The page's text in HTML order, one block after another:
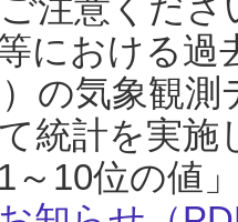
における過
）の気象観
統計を実
～10位の値